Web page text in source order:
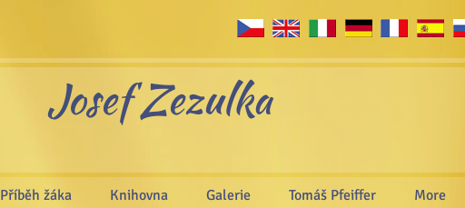
Josef Zezulka
Příběh žáka Knihovna Galerie Tomáš Pfeiffer More